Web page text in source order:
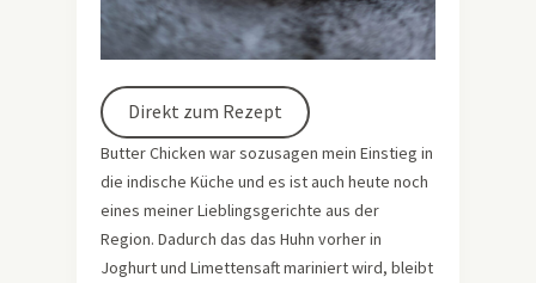
Direkt zum Rezept
Butter Chicken war sozusagen mein Einstieg in
die indische Küche und es ist auch heute noch
eines meiner Lieblingsgerichte aus der
Region. Dadurch das das Huhn vorher in
Joghurt und Limettensaft mariniert wird, bleibt